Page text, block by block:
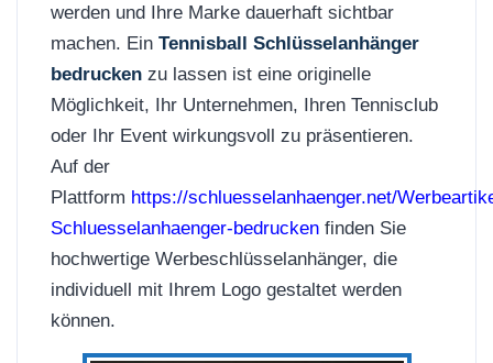
werden und Ihre Marke dauerhaft sichtbar
machen. Ein Tennisball Schlüsselanhänger
bedrucken zu lassen ist eine originelle
Möglichkeit, Ihr Unternehmen, Ihren Tennisclub
oder Ihr Event wirkungsvoll zu präsentieren.
Auf der
Plattform https://schluesselanhaenger.net/
Schluesselanhaenger-bedrucken finden Sie
hochwertige Werbeschlüsselanhänger, die
individuell mit Ihrem Logo gestaltet werden
können.